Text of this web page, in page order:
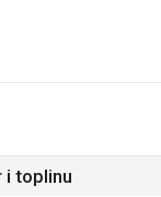
i toplinu